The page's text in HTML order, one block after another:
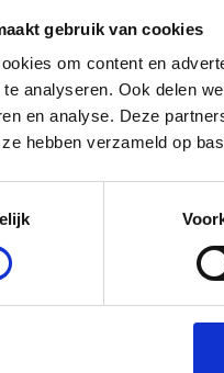
gebruik van cookies
om content en
analyseren. Ook delen
en analyse. Deze
hebben verzameld op
worden vervangen
taxateur nadrukkelijk
voor
verwachten? Dan
je dat doet, bepaal je
in de lening, maar
en acht je dit toch